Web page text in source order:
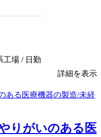
工場 / 日勤
詳細を表示
りがいのある医